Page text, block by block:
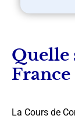
Quelle
France
La Cours de